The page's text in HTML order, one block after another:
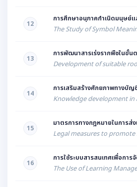
12
การศึกษาอนุภาคกำเนิดมนุษย์
The Study of Symbol
13
การพัฒนาสารเร่งรากพืชในขั้
Development of suitable
14
การเสริมสร้างศักยภาพทางบัญ
Knowledge development in
15
มาตรการทางกฎหมายในการส่
Legal measures to promote
16
การใช้ระบบสารสนเทศเพื่อกา
The Use of Learning